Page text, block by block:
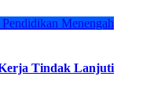
Pendidikan Menengah
Tindak Lanjuti